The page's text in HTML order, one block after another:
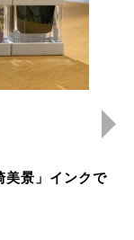
美景」インクで